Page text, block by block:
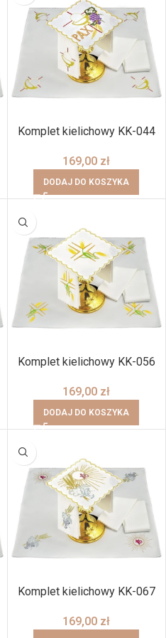
Komplet kielichowy KK-044
169,00 zł
DODAJ DO KOSZYKA
Komplet kielichowy KK-056
169,00 zł
DODAJ DO KOSZYKA
Komplet kielichowy KK-067
169,00 zł